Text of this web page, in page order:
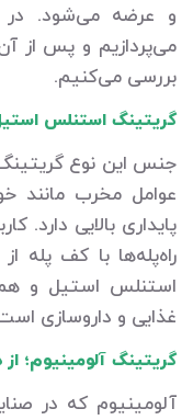
و عرضه می‌شود. در
می‌پردازیم و پس از
بررسی می‌کنیم.
گریتینگ استنلس
عوامل مخرب مانند
پایداری بالایی
راه‌پله‌ها با کف پله
استنلس استیل و
غذایی و داروسازی
گریتینگ آلومینیوم؛
آلومینیوم که در